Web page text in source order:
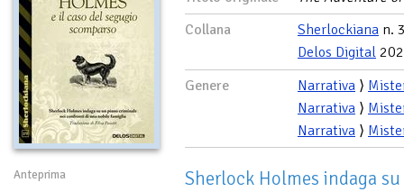
Anteprima
Collana
Sherlockiana n.
Delos Digital
Genere
Narrativa ⟩
Narrativa ⟩
Narrativa ⟩
Sherlock Holmes indaga